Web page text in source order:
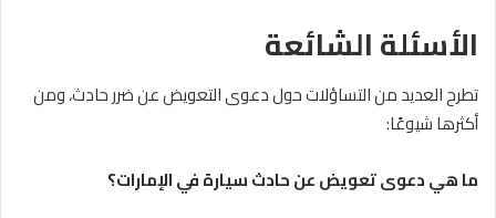
الأسئلة الشائعة
تطرح العديد من التساؤلات حول دعوى التعويض عن ضرر حادث، ومن
أكثرها شيوعًا:
ما هي دعوى تعويض عن حادث سيارة في الإمارات؟